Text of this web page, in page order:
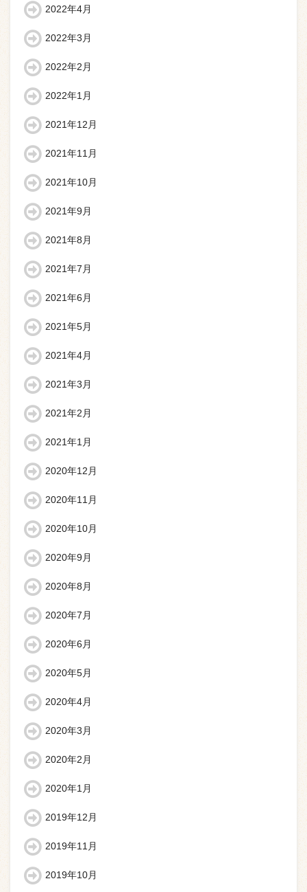
2022年4月
2022年3月
2022年2月
2022年1月
2021年12月
2021年11月
2021年10月
2021年9月
2021年8月
2021年7月
2021年6月
2021年5月
2021年4月
2021年3月
2021年2月
2021年1月
2020年12月
2020年11月
2020年10月
2020年9月
2020年8月
2020年7月
2020年6月
2020年5月
2020年4月
2020年3月
2020年2月
2020年1月
2019年12月
2019年11月
2019年10月